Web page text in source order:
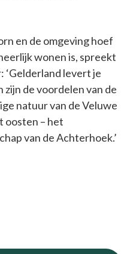
en de omgeving hoef
wonen is, spreekt
‘Gelderland levert je
zijn de voordelen van de
natuur van de Veluwe
oosten – het
van de Achterhoek.’